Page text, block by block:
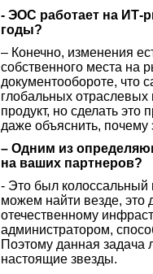
- ЭОС работает на ИТ-
годы?
– Конечно, изменения
собственного места на
документообороте, что
глобальных отраслевых
продукт, но сделать это
даже объяснить, почему
– Одним из
на ваших партнеров?
- Это был колоссальный
можем найти везде, это
отечественному
администратором,
Поэтому данная задача
настоящие звезды.